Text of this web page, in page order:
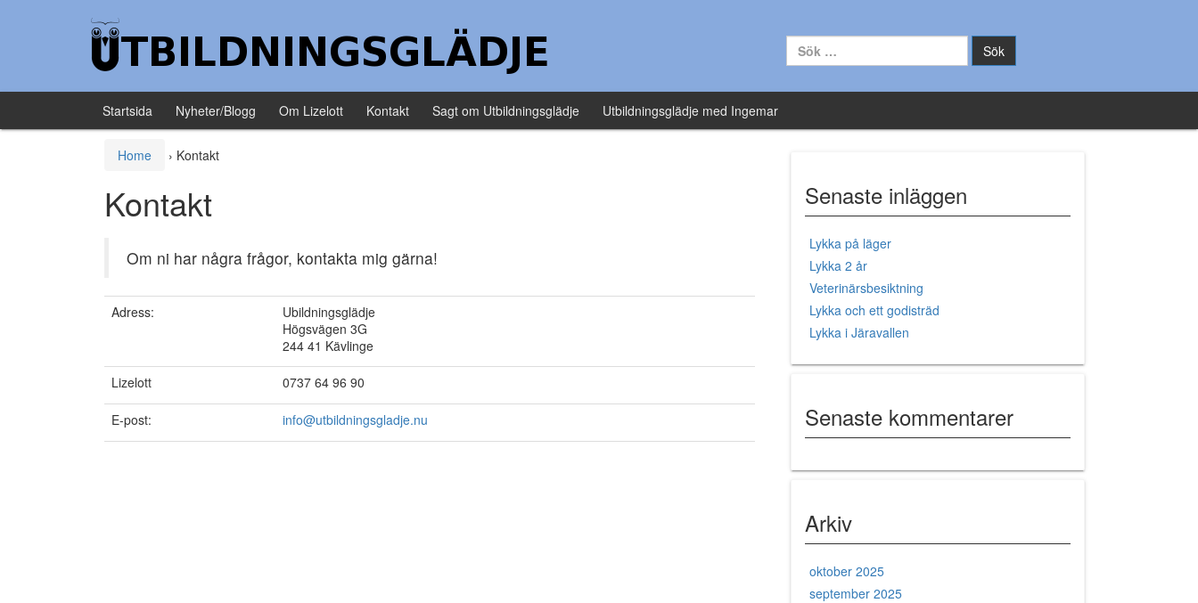
Sök efter:
Startsida Nyheter/Blogg Om Lizelott Kontakt Sagt om Utbildningsglädje Utbildningsglädje med Ingemar
Home › Kontakt
Kontakt
Om ni har några frågor, kontakta mig gärna!
Adress:
Ubildningsglädje
Högsvägen 3G
244 41 Kävlinge
Lizelott 0737 64 96 90
E-post: info@utbildningsgladje.nu
Senaste inläggen
Lykka på läger
Lykka 2 år
Veterinärsbesiktning
Lykka och ett godisträd
Lykka i Järavallen
Senaste kommentarer
Arkiv
oktober 2025
september 2025